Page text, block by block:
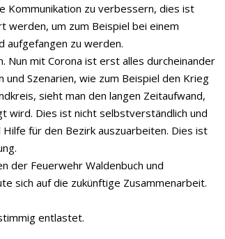
Kommunikation zu verbessern, dies ist
werden, um zum Beispiel bei einem
aufgefangen zu werden.
Nun mit Corona ist erst alles durcheinander
und Szenarien, wie zum Beispiel den Krieg
sieht man den langen Zeitaufwand,
Dies ist nicht selbstverständlich und
für den Bezirk auszuarbeiten. Dies ist
der Feuerwehr Waldenbuch und
sich auf die zukünftige Zusammenarbeit.
entlastet.